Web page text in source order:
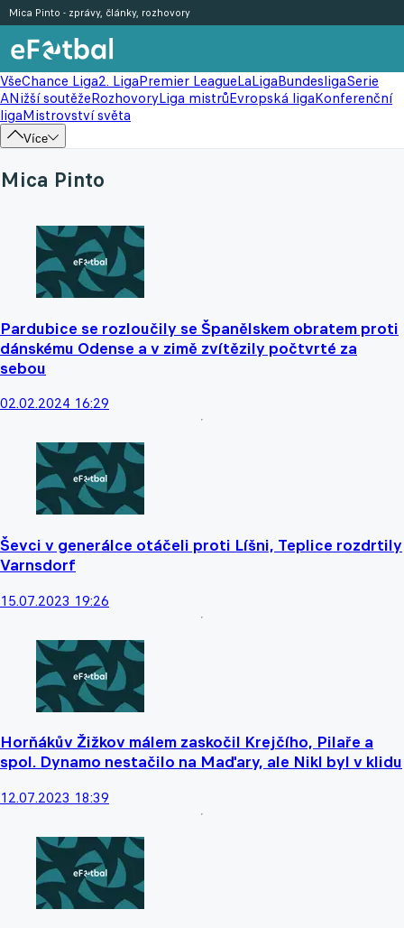
VšeChance Liga2. LigaPremier LeagueLaLigaBundesligaSerie
ANižší soutěžeRozhovoryLiga mistrůEvropská ligaKonferenční
ligaMistrovství světa
Více
Mica Pinto - zprávy, články, rozhovory
Mica Pinto
Pardubice se rozloučily se Španělskem obratem proti
dánskému Odense a v zimě zvítězily počtvrté za
sebou
02.02.2024 16:29
Ševci v generálce otáčeli proti Líšni, Teplice rozdrtily
Varnsdorf
15.07.2023 19:26
Horňákův Žižkov málem zaskočil Krejčího, Pilaře a
spol. Dynamo nestačilo na Maďary, ale Nikl byl v klidu
12.07.2023 18:39